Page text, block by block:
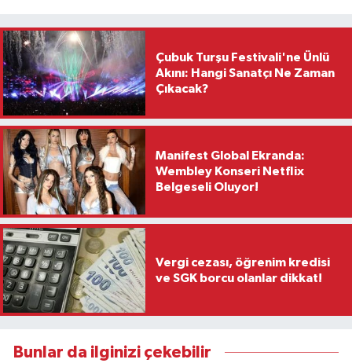
Çubuk Turşu Festivali'ne Ünlü
Akını: Hangi Sanatçı Ne Zaman
Çıkacak?
Manifest Global Ekranda:
Wembley Konseri Netflix
Belgeseli Oluyor!
Vergi cezası, öğrenim kredisi
ve SGK borcu olanlar dikkat!
Bunlar da ilginizi çekebilir